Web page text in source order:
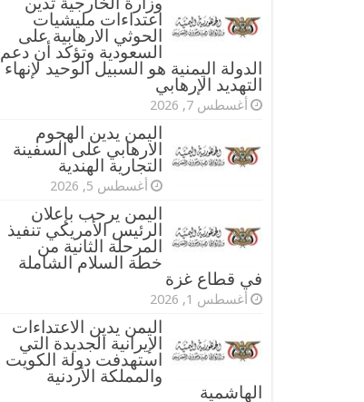
اعتداءات مليشيات
الحوثي الارهابية على
السعودية وتؤكد أن دعم
الدولة اليمنية هو السبيل الوحيد لإنهاء
التهديد الإرهابي
أغسطس 7, 2026
اليمن يدين الهجوم
الارهابي على السفينة
التجارية الهندية
أغسطس 5, 2026
اليمن يرحب بإعلان
الرئيس الأمريكي تنفيذ
المرحلة الثانية من
خطة السلام الشاملة
في قطاع غزة
أغسطس 1, 2026
اليمن يدين الاعتداءات
الإيرانية الجديدة التي
استهدفت دولة الكويت
والمملكة الأردنية
الهاشمية